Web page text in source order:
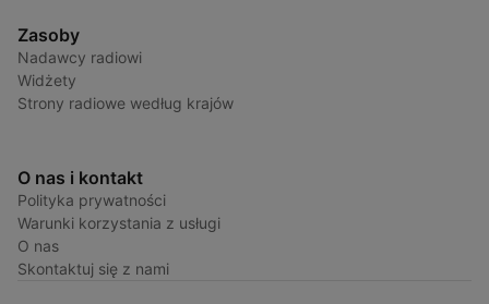
Zasoby
Nadawcy radiowi
Widżety
Strony radiowe według krajów
O nas i kontakt
Polityka prywatności
Warunki korzystania z usługi
O nas
Skontaktuj się z nami